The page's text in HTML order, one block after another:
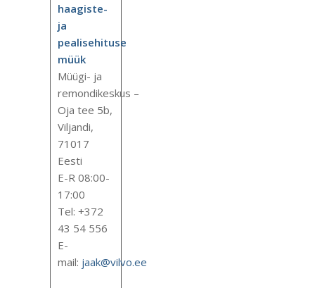
haagiste-
ja
pealisehituse
müük
Müügi- ja
remondikeskus –
Oja tee 5b,
Viljandi,
71017
Eesti
E-R 08:00-
17:00
Tel: +372
43 54 556
E-
mail: jaak@vilvo.ee